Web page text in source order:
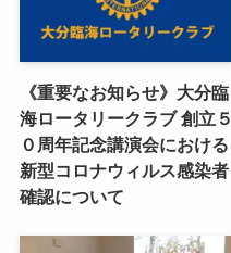
《重要なお知らせ》大分臨
海ロータリークラブ 創立５
０周年記念講演会における
新型コロナウィルス感染者
確認について